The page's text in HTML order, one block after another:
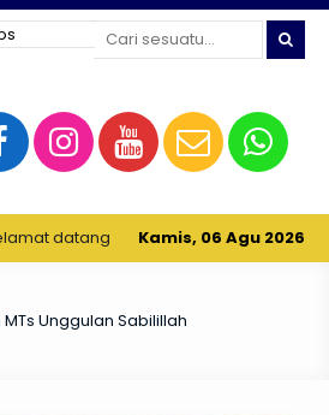
Kamis, 06 Agu 2026
di website resmi MATAS (MTs
Unggulan Sabilillah